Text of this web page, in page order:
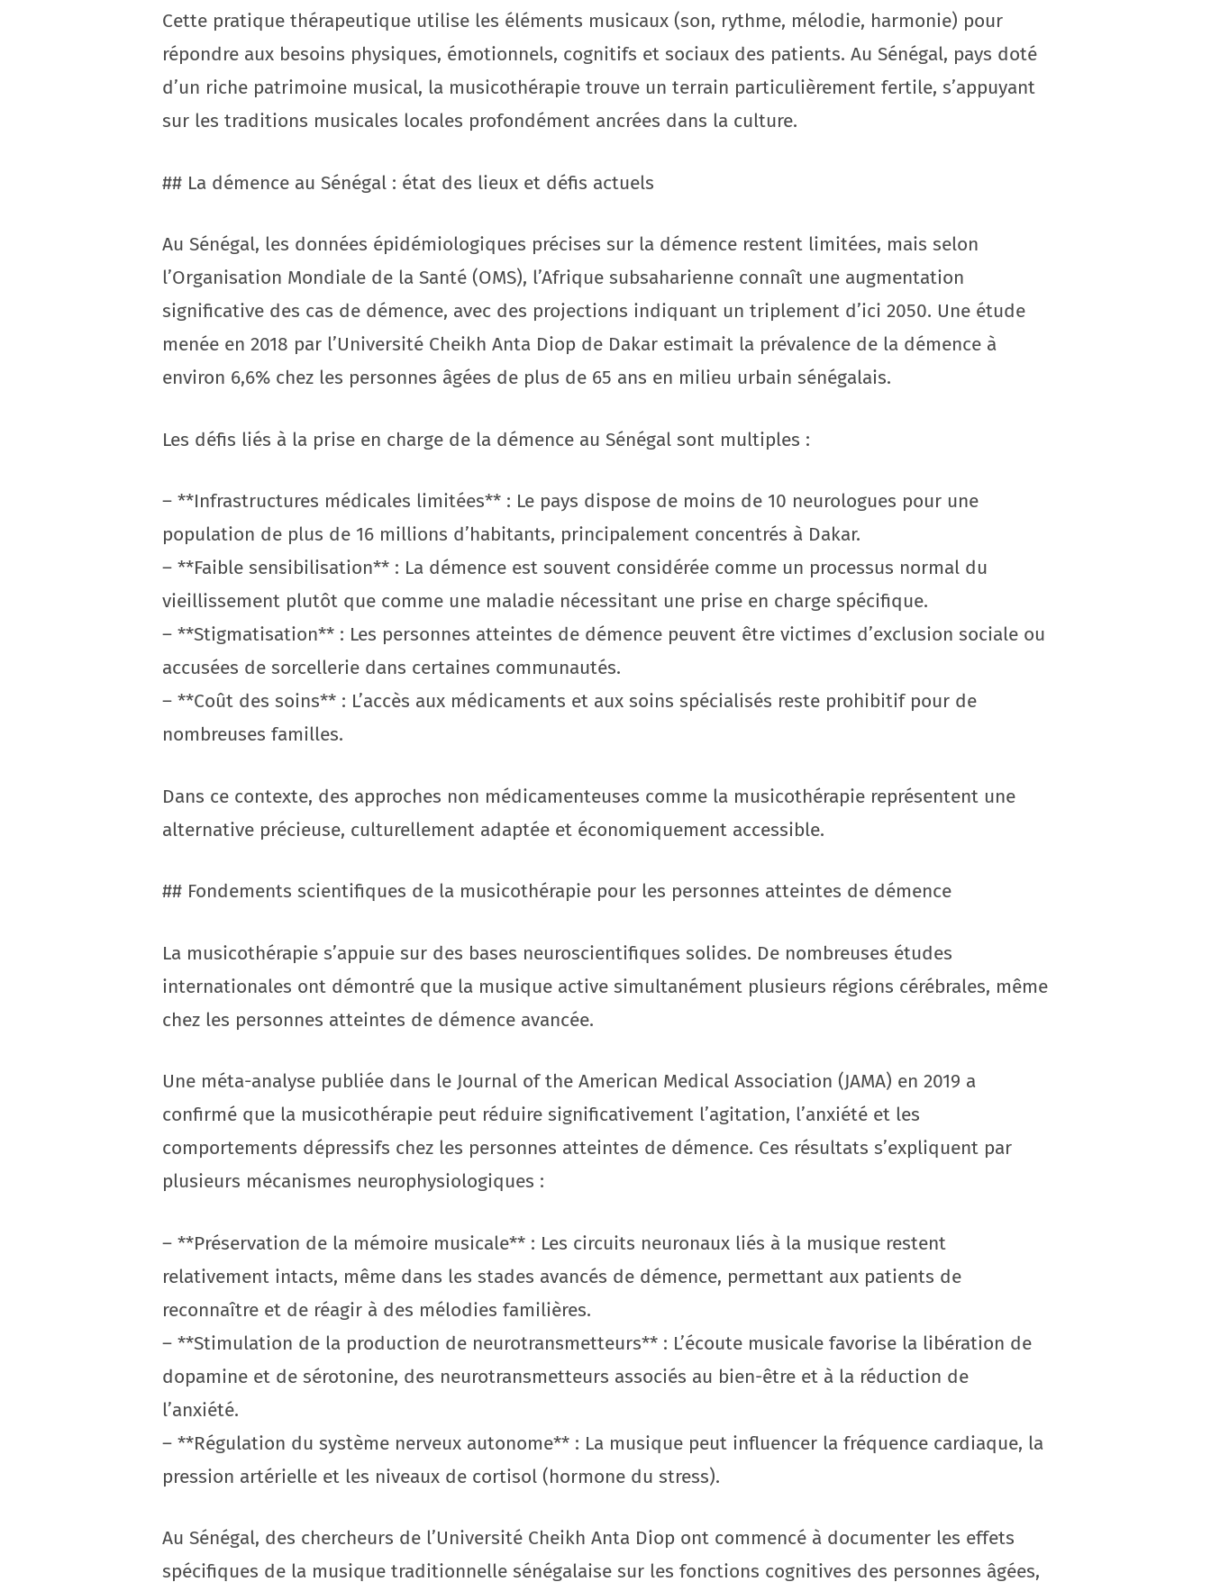
Cette pratique thérapeutique utilise les éléments musicaux (son, rythme, mélodie, harmonie) pour
répondre aux besoins physiques, émotionnels, cognitifs et sociaux des patients. Au Sénégal, pays doté
d’un riche patrimoine musical, la musicothérapie trouve un terrain particulièrement fertile, s’appuyant
sur les traditions musicales locales profondément ancrées dans la culture.
## La démence au Sénégal : état des lieux et défis actuels
Au Sénégal, les données épidémiologiques précises sur la démence restent limitées, mais selon
l’Organisation Mondiale de la Santé (OMS), l’Afrique subsaharienne connaît une augmentation
significative des cas de démence, avec des projections indiquant un triplement d’ici 2050. Une étude
menée en 2018 par l’Université Cheikh Anta Diop de Dakar estimait la prévalence de la démence à
environ 6,6% chez les personnes âgées de plus de 65 ans en milieu urbain sénégalais.
Les défis liés à la prise en charge de la démence au Sénégal sont multiples :
– **Infrastructures médicales limitées** : Le pays dispose de moins de 10 neurologues pour une
population de plus de 16 millions d’habitants, principalement concentrés à Dakar.
– **Faible sensibilisation** : La démence est souvent considérée comme un processus normal du
vieillissement plutôt que comme une maladie nécessitant une prise en charge spécifique.
– **Stigmatisation** : Les personnes atteintes de démence peuvent être victimes d’exclusion sociale ou
accusées de sorcellerie dans certaines communautés.
– **Coût des soins** : L’accès aux médicaments et aux soins spécialisés reste prohibitif pour de
nombreuses familles.
Dans ce contexte, des approches non médicamenteuses comme la musicothérapie représentent une
alternative précieuse, culturellement adaptée et économiquement accessible.
## Fondements scientifiques de la musicothérapie pour les personnes atteintes de démence
La musicothérapie s’appuie sur des bases neuroscientifiques solides. De nombreuses études
internationales ont démontré que la musique active simultanément plusieurs régions cérébrales, même
chez les personnes atteintes de démence avancée.
Une méta-analyse publiée dans le Journal of the American Medical Association (JAMA) en 2019 a
confirmé que la musicothérapie peut réduire significativement l’agitation, l’anxiété et les
comportements dépressifs chez les personnes atteintes de démence. Ces résultats s’expliquent par
plusieurs mécanismes neurophysiologiques :
– **Préservation de la mémoire musicale** : Les circuits neuronaux liés à la musique restent
relativement intacts, même dans les stades avancés de démence, permettant aux patients de
reconnaître et de réagir à des mélodies familières.
– **Stimulation de la production de neurotransmetteurs** : L’écoute musicale favorise la libération de
dopamine et de sérotonine, des neurotransmetteurs associés au bien-être et à la réduction de
l’anxiété.
– **Régulation du système nerveux autonome** : La musique peut influencer la fréquence cardiaque, la
pression artérielle et les niveaux de cortisol (hormone du stress).
Au Sénégal, des chercheurs de l’Université Cheikh Anta Diop ont commencé à documenter les effets
spécifiques de la musique traditionnelle sénégalaise sur les fonctions cognitives des personnes âgées,